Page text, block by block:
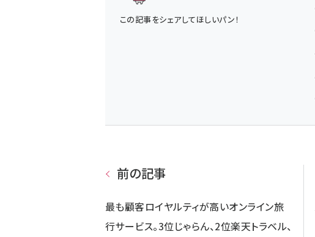
この記事をシェアしてほしいパン！
前の記事
最も顧客ロイヤルティが高いオンライン旅
行サービス。3位じゃらん、2位楽天トラベル、